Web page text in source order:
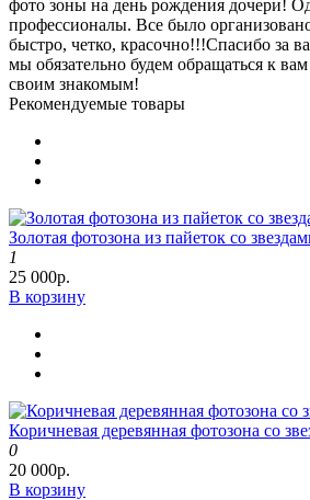
фото зоны на день рождения дочери!
профессионалы. Все было
быстро, четко, красочно!!!Спасибо за
мы обязательно будем обращаться к
своим знакомым!
Рекомендуемые товары
Золотая фотозона из пайеток со
1
25 000р.
В корзину
Коричневая деревянная фотозона со
0
20 000р.
В корзину